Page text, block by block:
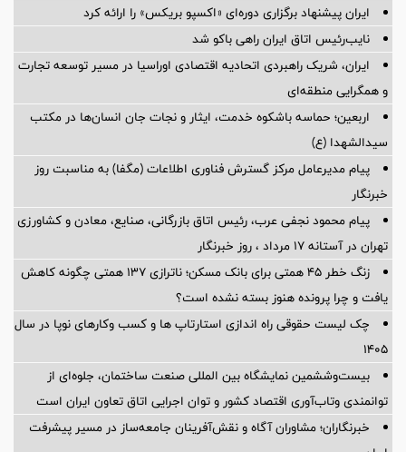
ایران پیشنهاد برگزاری دوره‌ای «اکسپو بریکس» را ارائه کرد
نایب‌رئیس اتاق ایران راهی باکو شد
ایران، شریک راهبردی اتحادیه اقتصادی اوراسیا در مسیر توسعه تجارت
و همگرایی منطقه‌ای
اربعین؛ حماسه باشکوه خدمت، ایثار و نجات جان انسان‌ها در مکتب
سیدالشهدا (ع)
پیام مدیرعامل مرکز گسترش فناوری اطلاعات (مگفا) به مناسبت روز
خبرنگار
پیام محمود نجفی عرب، رئیس اتاق بازرگانی، صنایع، معادن و کشاورزی
تهران در آستانه 17 مرداد ، روز خبرنگار
زنگ خطر ۴۵ همتی برای بانک مسکن؛ ناترازی ۱۳۷ همتی چگونه کاهش
یافت و چرا پرونده هنوز بسته نشده است؟
چک لیست حقوقی راه اندازی استارتاپ ها و کسب وکارهای نوپا در سال
۱۴۰۵
بیست‌وششمین نمایشگاه بین المللی صنعت ساختمان، جلوه‌ای از
توانمندی وتاب‌آوری اقتصاد کشور و توان اجرایی اتاق تعاون ایران است
خبرنگاران؛ مشاوران آگاه و نقش‌آفرینان جامعه‌ساز در مسیر پیشرفت